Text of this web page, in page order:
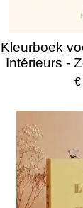
Kleurboek
Intérieurs -
€